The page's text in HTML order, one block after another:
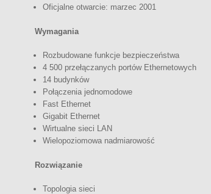
Oficjalne otwarcie: marzec 2001
Wymagania
Rozbudowane funkcje bezpieczeństwa
4 500 przełączanych portów Ethernetowych
14 budynków
Połączenia jednomodowe
Fast Ethernet
Gigabit Ethernet
Wirtualne sieci LAN
Wielopoziomowa nadmiarowość
Rozwiązanie
Topologia sieci